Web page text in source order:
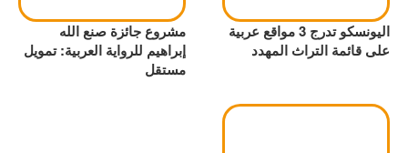
اليونسكو تدرج 3 مواقع عربية
على قائمة التراث المهدد
مشروع جائزة صنع الله
إبراهيم للرواية العربية: تمويل
مستقل